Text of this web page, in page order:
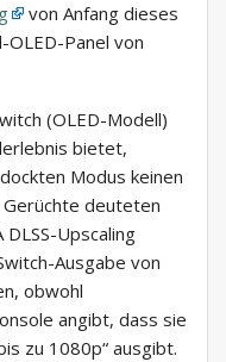
von Anfang dieses
Panel von
(OLED-Modell)
bietet,
Modus keinen
deuteten
Upscaling
Ausgabe von
obwohl
angibt, dass sie
zu 1080p“ ausgibt.